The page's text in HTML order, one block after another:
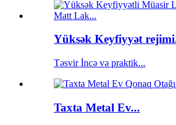
Yüksək Keyfiyyət
Təsvir İncə və praktik...
Taxta Metal Ev...